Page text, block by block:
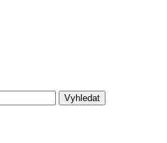
Vyhledat